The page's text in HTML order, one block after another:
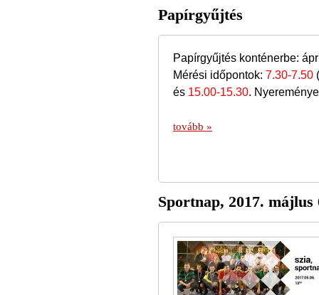
Papírgyűjtés
Papírgyűjtés konténerbe:
Mérési időpontok: 7.30-7.50
és 15.00-15.30.
tovább »
Sportnap, 2017. májlus